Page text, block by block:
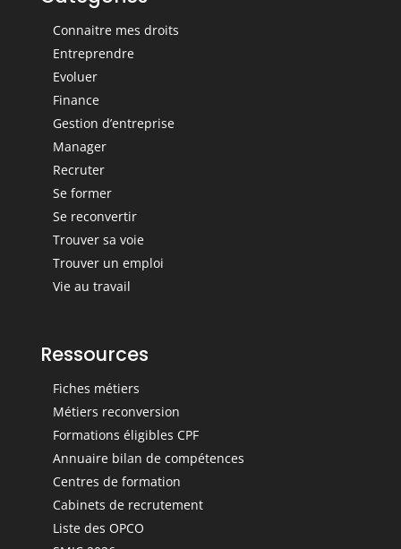
Connaitre mes droits
Entreprendre
Evoluer
Finance
Gestion d’entreprise
Manager
Recruter
Se former
Se reconvertir
Trouver sa voie
Trouver un emploi
Vie au travail
Ressources
Fiches métiers
Métiers reconversion
Formations éligibles CPF
Annuaire bilan de compétences
Centres de formation
Cabinets de recrutement
Liste des OPCO